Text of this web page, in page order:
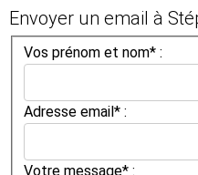
Envoyer un email à
Vos prénom et nom* :
Adresse email* :
Votre message* :